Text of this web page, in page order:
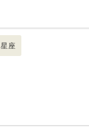
星座